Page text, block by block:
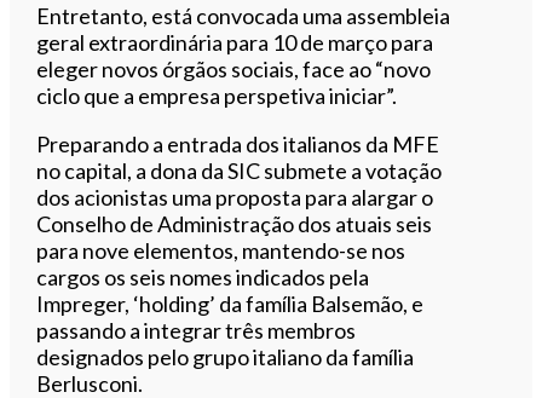
Entretanto, está convocada uma assembleia
geral extraordinária para 10 de março para
eleger novos órgãos sociais, face ao “novo
ciclo que a empresa perspetiva iniciar”.
Preparando a entrada dos italianos da MFE
no capital, a dona da SIC submete a votação
dos acionistas uma proposta para alargar o
Conselho de Administração dos atuais seis
para nove elementos, mantendo-se nos
cargos os seis nomes indicados pela
Impreger, ‘holding’ da família Balsemão, e
passando a integrar três membros
designados pelo grupo italiano da família
Berlusconi.